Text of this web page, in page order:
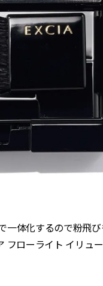
体化するので粉飛
ローライト イリュ